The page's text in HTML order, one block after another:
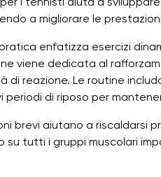
a migliorare le
enfatizza esercizi
viene dedicata al
di reazione. Le routine
periodi di riposo per
brevi aiutano a riscaldarsi
su tutti i gruppi muscolari